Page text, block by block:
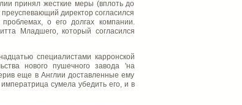
принял жесткие меры (вплоть до
директор согласился
о его долгах компании.
Младшего, который согласился
специалистами карронской
нового пушечного завода 'на
еще в Англии доставленные ему
сумела убедить его, и в